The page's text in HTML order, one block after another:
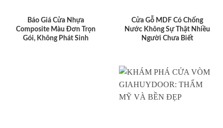
Báo Giá Cửa Nhựa
Composite Màu Đơn Trọn
Gói, Không Phát Sinh
Cửa Gỗ MDF Có Chống
Nước Không Sự Thật Nhiều
Người Chưa Biết